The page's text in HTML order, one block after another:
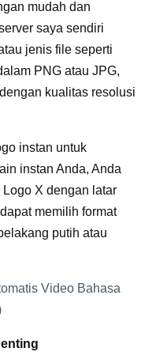
mudah dan
saya sendiri
jenis file seperti
PNG atau JPG,
kualitas resolusi
instan untuk
instan Anda, Anda
X dengan latar
memilih format
putih atau
Video Bahasa